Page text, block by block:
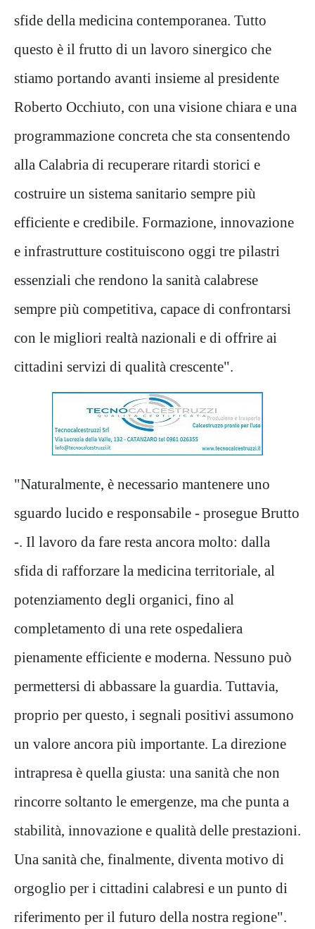
sfide della medicina contemporanea. Tutto
questo è il frutto di un lavoro sinergico che
stiamo portando avanti insieme al presidente
Roberto Occhiuto, con una visione chiara e una
programmazione concreta che sta consentendo
alla Calabria di recuperare ritardi storici e
costruire un sistema sanitario sempre più
efficiente e credibile. Formazione, innovazione
e infrastrutture costituiscono oggi tre pilastri
essenziali che rendono la sanità calabrese
sempre più competitiva, capace di confrontarsi
con le migliori realtà nazionali e di offrire ai
cittadini servizi di qualità crescente".
"Naturalmente, è necessario mantenere uno
sguardo lucido e responsabile - prosegue Brutto
-. Il lavoro da fare resta ancora molto: dalla
sfida di rafforzare la medicina territoriale, al
potenziamento degli organici, fino al
completamento di una rete ospedaliera
pienamente efficiente e moderna. Nessuno può
permettersi di abbassare la guardia. Tuttavia,
proprio per questo, i segnali positivi assumono
un valore ancora più importante. La direzione
intrapresa è quella giusta: una sanità che non
rincorre soltanto le emergenze, ma che punta a
stabilità, innovazione e qualità delle prestazioni.
Una sanità che, finalmente, diventa motivo di
orgoglio per i cittadini calabresi e un punto di
riferimento per il futuro della nostra regione".